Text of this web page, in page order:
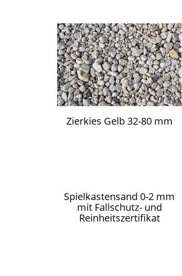
Zierkies Gelb 32-80 mm
Spielkastensand 0-2 mm
mit Fallschutz- und
Reinheitszertifikat